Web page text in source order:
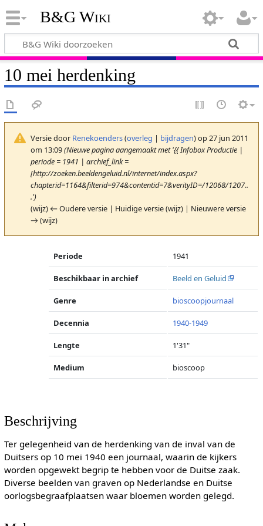
B&G Wiki
10 mei herdenking
Versie door Renekoenders(overleg | bijdragen)op 27 jun 2011
om 13:09(Nieuwe pagina aangemaakt met '{{ Infobox Productie |
periode = 1941 | archief_link =
[http://zoeken.beeldengeluid.nl/internet/index.aspx?
chapterid=1164&filterid=974&contentid=7&verityID=/12068/1207..
.')
(wijz) ← Oudere versie | Huidige versie (wijz) | Nieuwere versie
→ (wijz)
Periode 1941
Beschikbaar in archief Beeld en Geluid
Genre bioscoopjournaal
Decennia 1940-1949
Lengte 1'31"
Medium bioscoop
Beschrijving
Ter gelegenheid van de herdenking van de inval van de
Duitsers op 10 mei 1940 een journaal, waarin de kijkers
worden opgewekt begrip te hebben voor de Duitse zaak.
Diverse beelden van graven op Nederlandse en Duitse
oorlogsbegraafplaatsen waar bloemen worden gelegd.